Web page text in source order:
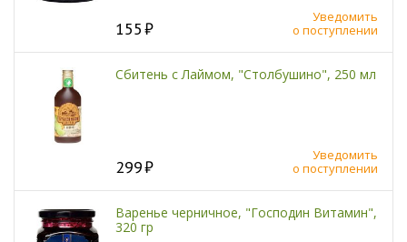
155
Уведомить
о поступлении
Сбитень с Лаймом, "Столбушино", 250 мл
299
Уведомить
о поступлении
Варенье черничное, "Господин Витамин",
320 гр